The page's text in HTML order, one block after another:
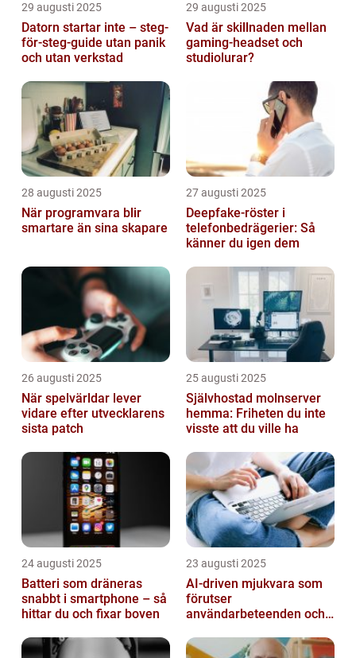
29 augusti 2025
Datorn startar inte – steg-
för-steg-guide utan panik
och utan verkstad
29 augusti 2025
Vad är skillnaden mellan
gaming-headset och
studiolurar?
28 augusti 2025
När programvara blir
smartare än sina skapare
27 augusti 2025
Deepfake-röster i
telefonbedrägerier: Så
känner du igen dem
26 augusti 2025
När spelvärldar lever
vidare efter utvecklarens
sista patch
25 augusti 2025
Självhostad molnserver
hemma: Friheten du inte
visste att du ville ha
24 augusti 2025
Batteri som dräneras
snabbt i smartphone – så
hittar du och fixar boven
23 augusti 2025
AI-driven mjukvara som
förutser
användarbeteenden och